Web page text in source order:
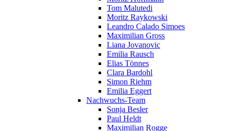
Tom Malutedi
Moritz Raykowski
Leandro Calado Simoes
Maximilian Gross
Liana Jovanovic
Emilia Rausch
Elias Tönnes
Clara Bardohl
Simon Riehm
Emilia Eggert
Nachwuchs-Team
Sonja Besler
Paul Heldt
Maximilian Rogge